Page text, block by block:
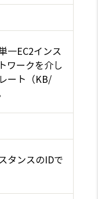
一EC2インス
ワークを介し
ート（KB/
タンスのIDで